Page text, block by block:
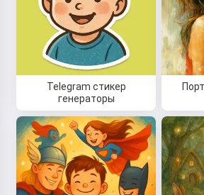
Telegram стикер
генераторы